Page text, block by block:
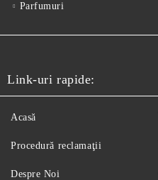
Parfumuri
Link-uri rapide:
Acasă
Procedură reclamaţii
Despre Noi